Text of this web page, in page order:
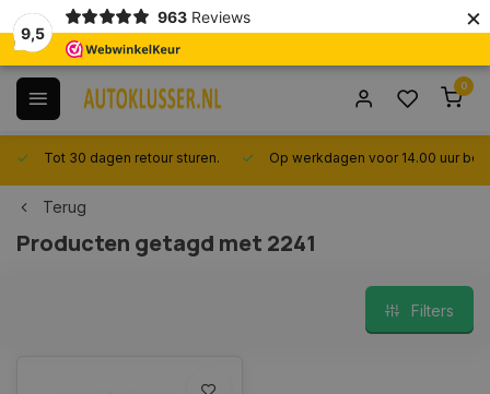
9,5
963 Reviews ×
0
Tot 30 dagen retour sturen. Op werkdagen voor 14.00 uur
Terug
Producten getagd met 2241
Filters